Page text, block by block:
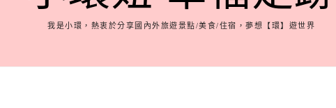
我是小環，熱衷於分享國內外旅遊景點/美食/住宿，夢想【環】遊世界